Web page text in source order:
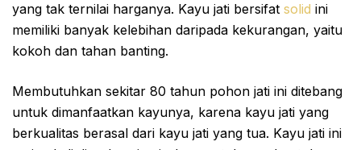
yang tak ternilai harganya. Kayu jati bersifat solid ini
memiliki banyak kelebihan daripada kekurangan, yaitu
kokoh dan tahan banting.
Membutuhkan sekitar 80 tahun pohon jati ini ditebang
untuk dimanfaatkan kayunya, karena kayu jati yang
berkualitas berasal dari kayu jati yang tua. Kayu jati ini